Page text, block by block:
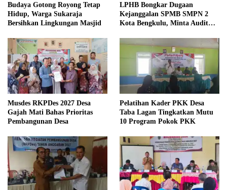
Budaya Gotong Royong Tetap
Hidup, Warga Sukaraja
Bersihkan Lingkungan Masjid
LPHB Bongkar Dugaan
Kejanggalan SPMB SMPN 2
Kota Bengkulu, Minta Audit
Musdes RKPDes 2027 Desa
Gajah Mati Bahas Prioritas
Pembangunan Desa
Pelatihan Kader PKK Desa
Taba Lagan Tingkatkan Mutu
10 Program Pokok PKK